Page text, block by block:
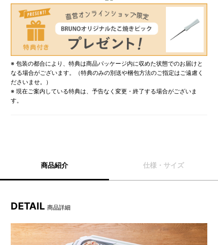
※ 包装の都合により、特典は商品パッケージ内に収めた状態でのお届けと
なる場合がございます。（特典のみの別送や梱包方法のご指定はご遠慮く
ださいませ。）
※ 現在ご案内している特典は、予告なく変更・終了する場合がございま
す。
商品紹介 仕様・サイズ
DETAIL商品詳細